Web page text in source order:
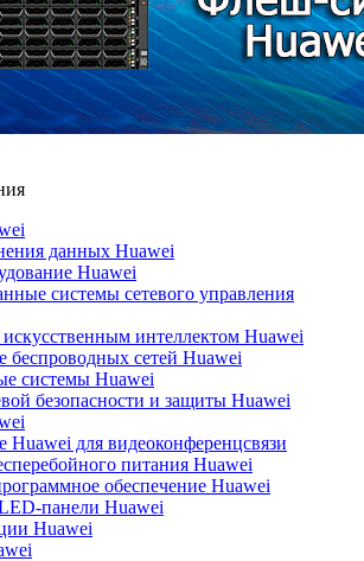
данных Huawei
Huawei
системы сетевого управления
интеллектом Huawei
беспроводных сетей Huawei
системы Huawei
безопасности и защиты Huawei
Huawei для видеоконференцсвязи
питания Huawei
обеспечение Huawei
панели Huawei
Huawei